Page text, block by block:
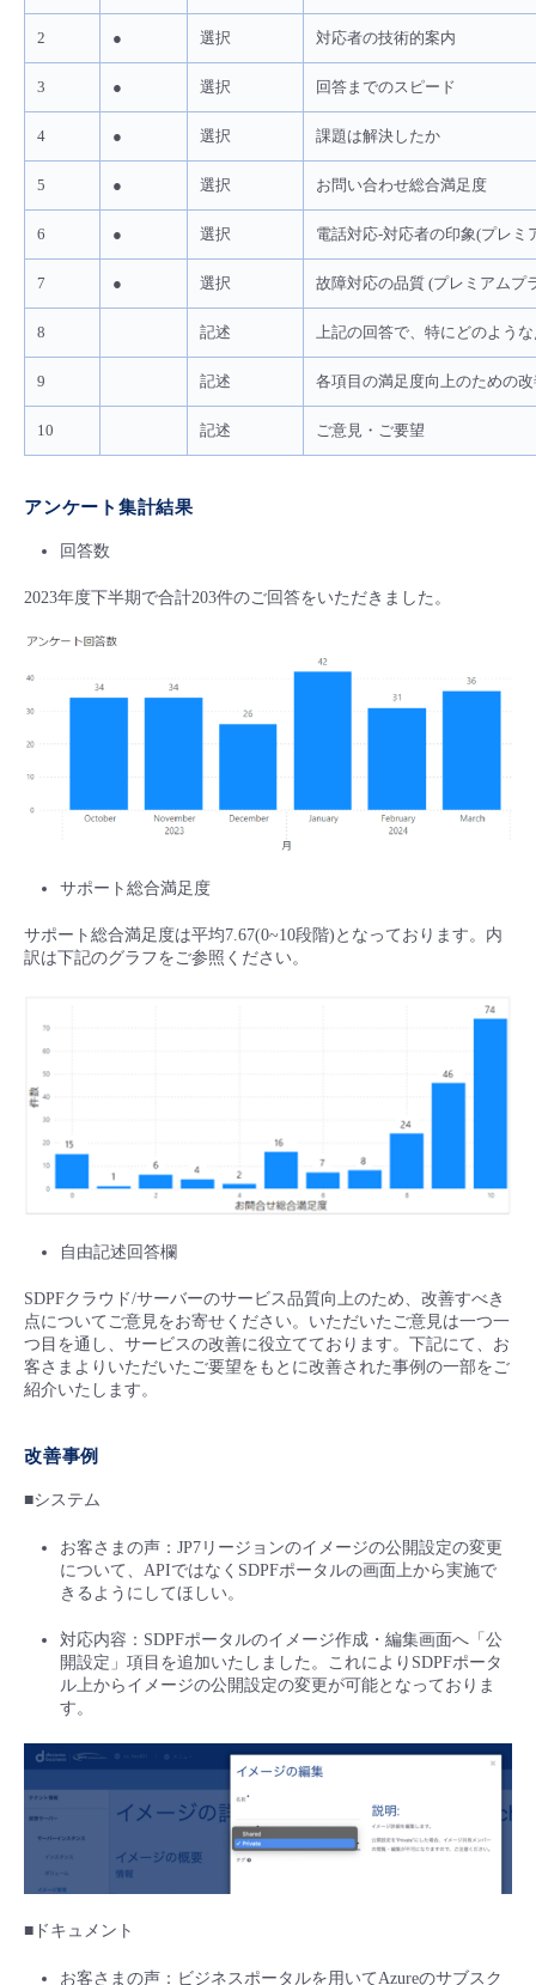
2 ● 選択 対応者の技術的案内
3 ● 選択 回答までのスピード
4 ● 選択 課題は解決したか
5 ● 選択 お問い合わせ総合満足度
6 ● 選択 電話対応-対応者の印象(プレミ
7 ● 選択 故障対応の品質 (プレミアムプ
8 記述 上記の回答で、特にどのよう
9 記述 各項目の満足度向上のための
10 記述 ご意見・ご要望
アンケート集計結果
回答数
2023年度下半期で合計203件のご回答をいただきました。
サポート総合満足度
サポート総合満足度は平均7.67(0~10段階)となっております。内
訳は下記のグラフをご参照ください。
自由記述回答欄
SDPFクラウド/サーバーのサービス品質向上のため、改善すべき
点についてご意見をお寄せください。いただいたご意見は一つ一
つ目を通し、サービスの改善に役立てております。下記にて、お
客さまよりいただいたご要望をもとに改善された事例の一部をご
紹介いたします。
改善事例
■システム
お客さまの声：JP7リージョンのイメージの公開設定の変更
について、APIではなくSDPFポータルの画面上から実施で
きるようにしてほしい。
対応内容：SDPFポータルのイメージ作成・編集画面へ「公
開設定」項目を追加いたしました。これによりSDPFポータ
ル上からイメージの公開設定の変更が可能となっておりま
す。
■ドキュメント
お客さまの声：ビジネスポータルを用いてAzureのサブスク